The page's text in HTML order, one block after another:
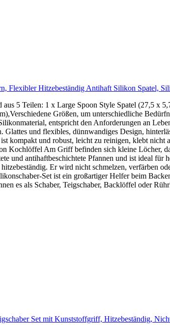
Hitzebeständig Antihaft Silikon Spatel,
5 Teilen: 1 x Large Spoon Style Spatel (27,5 x
Größen, um unterschiedliche
entspricht den Anforderungen an
und flexibles, dünnwandiges Design,
kompakt und robust, leicht zu reinigen, klebt
Kochlöffel Am Griff befinden sich kleine Löcher,
und antihaftbeschichtete Pfannen und ist ideal für
Er wird nicht schmelzen, verfärben
Set ist ein großartiger Helfer beim
es als Schaber, Teigschaber, Backlöffel oder
Set mit Kunststoffgriff, Hitzebeständig,